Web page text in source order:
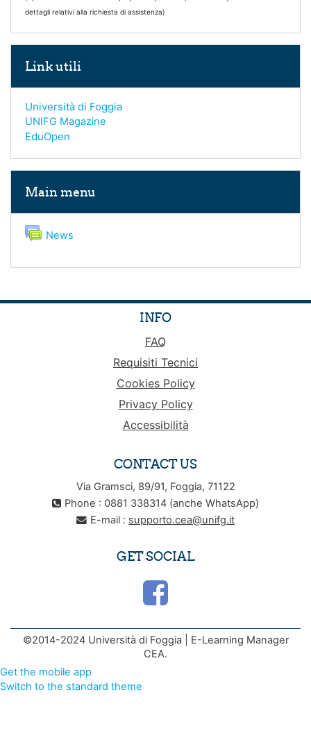
dettagli relativi alla richiesta di assistenza)
Link utili
Università di Foggia
UNIFG Magazine
EduOpen
Main menu
News
INFO
FAQ
Requisiti Tecnici
Cookies Policy
Privacy Policy
Accessibilità
CONTACT US
Via Gramsci, 89/91, Foggia, 71122
Phone : 0881 338314 (anche WhatsApp)
E-mail : supporto.cea@unifg.it
GET SOCIAL
©2014-2024 Università di Foggia | E-Learning Manager
CEA.
Get the mobile app
Switch to the standard theme